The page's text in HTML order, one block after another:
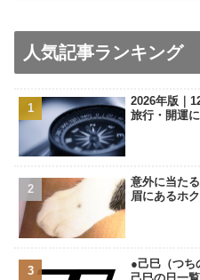
人気記事ランキング
2026年版｜
旅行・開運
意外に当た
眉にあるホ
●己巳（つち